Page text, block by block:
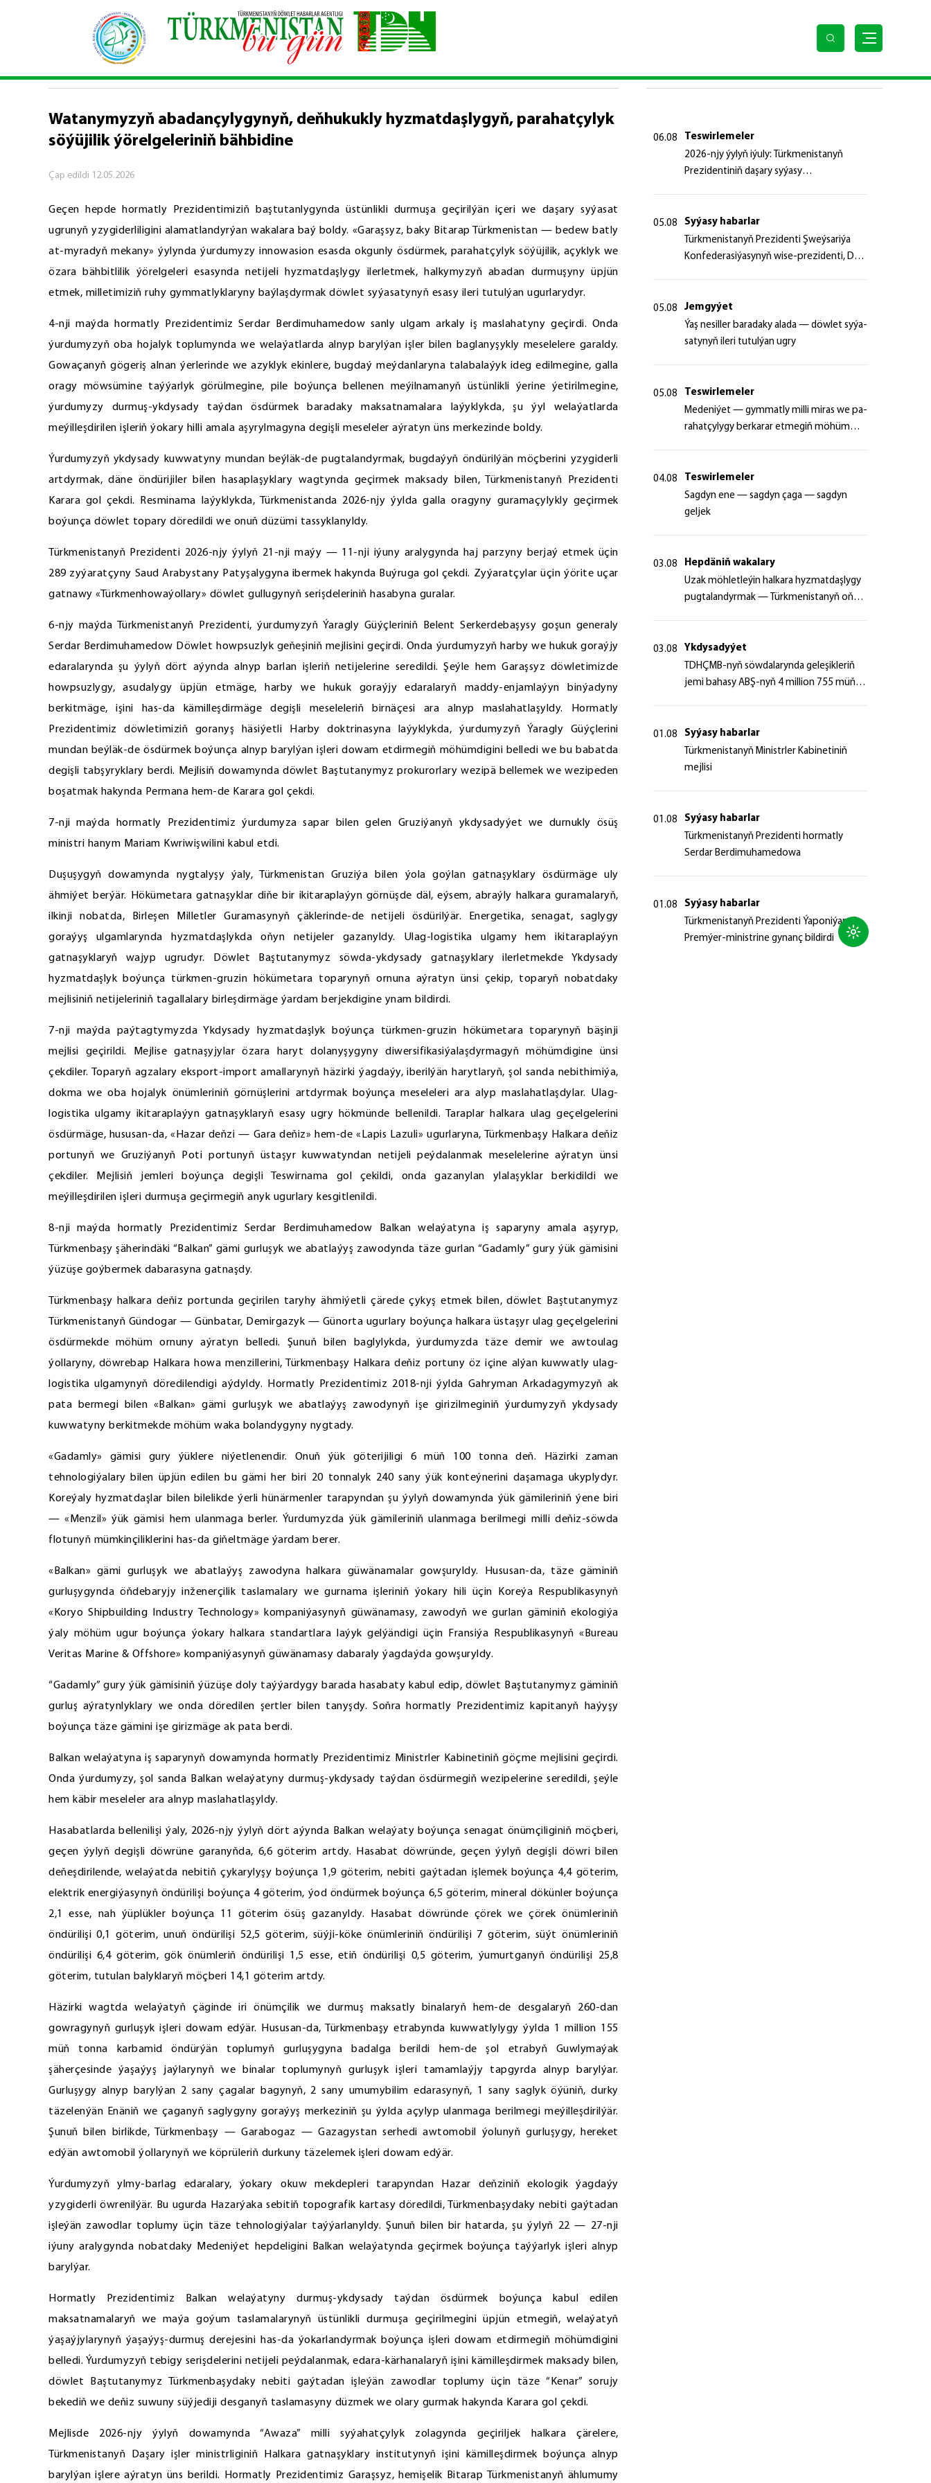
Baş sahypa \ Hepdäniň wakalary \ Watanymyzyň abadançylygynyň, deňhukukly hyzmatdaşlygyň, parahatçylyk söýüjilik ýörelgeleriniň bähbidine
HEPDÄNIŇ WAKALARY
Watanymyzyň abadançylygynyň, deňhukukly hyzmatdaşlygyň, parahatçylyk
söýüjilik ýörelgeleriniň bähbidine
Çap edildi 12.05.2026
Geçen hepde hormatly Prezidentimiziň baştutanlygynda üstünlikli durmuşa geçirilýän içeri we daşary syýasat
ugrunyň yzygiderliligini alamatlandyrýan wakalara baý boldy. «Garaşsyz, baky Bitarap Türkmenistan — bedew batly
at-myradyň mekany» ýylynda ýurdumyzy innowasion esasda okgunly ösdürmek, parahatçylyk söýüjilik, açyklyk we
özara bähbitlilik ýörelgeleri esasynda netijeli hyzmatdaşlygy ilerletmek, halkymyzyň abadan durmuşyny üpjün
etmek, milletimiziň ruhy gymmatlyklaryny baýlaşdyrmak döwlet syýasatynyň esasy ileri tutulýan ugurlarydyr.
4-nji maýda hormatly Prezidentimiz Serdar Berdimuhamedow sanly ulgam arkaly iş maslahatyny geçirdi. Onda
ýurdumyzyň oba hojalyk toplumynda we welaýatlarda alnyp barylýan işler bilen baglanyşykly meselelere garaldy.
Gowaçanyň gögeriş alnan ýerlerinde we azyklyk ekinlere, bugdaý meýdanlaryna talabalaýyk ideg edilmegine, galla
oragy möwsümine taýýarlyk görülmegine, pile boýunça bellenen meýilnamanyň üstünlikli ýerine ýetirilmegine,
ýurdumyzy durmuş-ykdysady taýdan ösdürmek baradaky maksatnamalara laýyklykda, şu ýyl welaýatlarda
meýilleşdirilen işleriň ýokary hilli amala aşyrylmagyna degişli meseleler aýratyn üns merkezinde boldy.
Ýurdumyzyň ykdysady kuwwatyny mundan beýläk-de pugtalandyrmak, bugdaýyň öndürilýän möçberini yzygiderli
artdyrmak, däne öndürijiler bilen hasaplaşyklary wagtynda geçirmek maksady bilen, Türkmenistanyň Prezidenti
Karara gol çekdi. Resminama laýyklykda, Türkmenistanda 2026-njy ýylda galla oragyny guramaçylykly geçirmek
boýunça döwlet topary döredildi we onuň düzümi tassyklanyldy.
Türkmenistanyň Prezidenti 2026-njy ýylyň 21-nji maýy — 11-nji iýuny aralygynda haj parzyny berjaý etmek üçin
289 zyýaratçyny Saud Arabystany Patyşalygyna ibermek hakynda Buýruga gol çekdi. Zyýaratçylar üçin ýörite uçar
gatnawy «Türkmenhowaýollary» döwlet gullugynyň serişdeleriniň hasabyna guralar.
6-njy maýda Türkmenistanyň Prezidenti, ýurdumyzyň Ýaragly Güýçleriniň Belent Serkerdebaşysy goşun generaly
Serdar Berdimuhamedow Döwlet howpsuzlyk geňeşiniň mejlisini geçirdi. Onda ýurdumyzyň harby we hukuk goraýjy
edaralarynda şu ýylyň dört aýynda alnyp barlan işleriň netijelerine seredildi. Şeýle hem Garaşsyz döwletimizde
howpsuzlygy, asudalygy üpjün etmäge, harby we hukuk goraýjy edaralaryň maddy-enjamlaýyn binýadyny
berkitmäge, işini has-da kämilleşdirmäge degişli meseleleriň birnäçesi ara alnyp maslahatlaşyldy. Hormatly
Prezidentimiz döwletimiziň goranyş häsiýetli Harby doktrinasyna laýyklykda, ýurdumyzyň Ýaragly Güýçlerini
mundan beýläk-de ösdürmek boýunça alnyp barylýan işleri dowam etdirmegiň möhümdigini belledi we bu babatda
degişli tabşyryklary berdi. Mejlisiň dowamynda döwlet Baştutanymyz prokurorlary wezipä bellemek we wezipeden
boşatmak hakynda Permana hem-de Karara gol çekdi.
7-nji maýda hormatly Prezidentimiz ýurdumyza sapar bilen gelen Gruziýanyň ykdysadyýet we durnukly ösüş
ministri hanym Mariam Kwriwişwilini kabul etdi.
Duşuşygyň dowamynda nygtalyşy ýaly, Türkmenistan Gruziýa bilen ýola goýlan gatnaşyklary ösdürmäge uly
ähmiýet berýär. Hökümetara gatnaşyklar diňe bir ikitaraplaýyn görnüşde däl, eýsem, abraýly halkara guramalaryň,
ilkinji nobatda, Birleşen Milletler Guramasynyň çäklerinde-de netijeli ösdürilýär. Energetika, senagat, saglygy
goraýyş ulgamlarynda hyzmatdaşlykda oňyn netijeler gazanyldy. Ulag-logistika ulgamy hem ikitaraplaýyn
gatnaşyklaryň wajyp ugrudyr. Döwlet Baştutanymyz söwda-ykdysady gatnaşyklary ilerletmekde Ykdysady
hyzmatdaşlyk boýunça türkmen-gruzin hökümetara toparynyň ornuna aýratyn ünsi çekip, toparyň nobatdaky
mejlisiniň netijeleriniň tagallalary birleşdirmäge ýardam berjekdigine ynam bildirdi.
7-nji maýda paýtagtymyzda Ykdysady hyzmatdaşlyk boýunça türkmen-gruzin hökümetara toparynyň bäşinji
mejlisi geçirildi. Mejlise gatnaşyjylar özara haryt dolanyşygyny diwersifikasiýalaşdyrmagyň möhümdigine ünsi
çekdiler. Toparyň agzalary eksport-import amallarynyň häzirki ýagdaýy, iberilýän harytlaryň, şol sanda nebithimiýa,
dokma we oba hojalyk önümleriniň görnüşlerini artdyrmak boýunça meseleleri ara alyp maslahatlaşdylar. Ulag-
logistika ulgamy ikitaraplaýyn gatnaşyklaryň esasy ugry hökmünde bellenildi. Taraplar halkara ulag geçelgelerini
ösdürmäge, hususan-da, «Hazar deňzi — Gara deňiz» hem-de «Lapis Lazuli» ugurlaryna, Türkmenbaşy Halkara deňiz
portunyň we Gruziýanyň Poti portunyň üstaşyr kuwwatyndan netijeli peýdalanmak meselelerine aýratyn ünsi
çekdiler. Mejlisiň jemleri boýunça degişli Teswirnama gol çekildi, onda gazanylan ylalaşyklar berkidildi we
meýilleşdirilen işleri durmuşa geçirmegiň anyk ugurlary kesgitlenildi.
8-nji maýda hormatly Prezidentimiz Serdar Berdimuhamedow Balkan welaýatyna iş saparyny amala aşyryp,
Türkmenbaşy şäherindäki “Balkan” gämi gurluşyk we abatlaýyş zawodynda täze gurlan “Gadamly” gury ýük gämisini
ýüzüşe goýbermek dabarasyna gatnaşdy.
Türkmenbaşy halkara deňiz portunda geçirilen taryhy ähmiýetli çärede çykyş etmek bilen, döwlet Baştutanymyz
Türkmenistanyň Gündogar — Günbatar, Demirgazyk — Günorta ugurlary boýunça halkara üstaşyr ulag geçelgelerini
ösdürmekde möhüm ornuny aýratyn belledi. Şunuň bilen baglylykda, ýurdumyzda täze demir we awtoulag
ýollaryny, döwrebap Halkara howa menzillerini, Türkmenbaşy Halkara deňiz portuny öz içine alýan kuwwatly ulag-
logistika ulgamynyň döredilendigi aýdyldy. Hormatly Prezidentimiz 2018-nji ýylda Gahryman Arkadagymyzyň ak
pata bermegi bilen «Balkan» gämi gurluşyk we abatlaýyş zawodynyň işe girizilmeginiň ýurdumyzyň ykdysady
kuwwatyny berkitmekde möhüm waka bolandygyny nygtady.
«Gadamly» gämisi gury ýüklere niýetlenendir. Onuň ýük göterijiligi 6 müň 100 tonna deň. Häzirki zaman
tehnologiýalary bilen üpjün edilen bu gämi her biri 20 tonnalyk 240 sany ýük konteýnerini daşamaga ukyplydyr.
Koreýaly hyzmatdaşlar bilen bilelikde ýerli hünärmenler tarapyndan şu ýylyň dowamynda ýük gämileriniň ýene biri
— «Menzil» ýük gämisi hem ulanmaga berler. Ýurdumyzda ýük gämileriniň ulanmaga berilmegi milli deňiz-söwda
flotunyň mümkinçiliklerini has-da giňeltmäge ýardam berer.
«Balkan» gämi gurluşyk we abatlaýyş zawodyna halkara güwänamalar gowşuryldy. Hususan-da, täze gäminiň
gurluşygynda öňdebaryjy inženerçilik taslamalary we gurnama işleriniň ýokary hili üçin Koreýa Respublikasynyň
«Koryo Shipbuilding Industry Technology» kompaniýasynyň güwänamasy, zawodyň we gurlan gäminiň ekologiýa
ýaly möhüm ugur boýunça ýokary halkara standartlara laýyk gelýändigi üçin Fransiýa Respublikasynyň «Bureau
Veritas Marine & Offshore» kompaniýasynyň güwänamasy dabaraly ýagdaýda gowşuryldy.
“Gadamly” gury ýük gämisiniň ýüzüşe doly taýýardygy barada hasabaty kabul edip, döwlet Baştutanymyz gäminiň
gurluş aýratynlyklary we onda döredilen şertler bilen tanyşdy. Soňra hormatly Prezidentimiz kapitanyň haýyşy
boýunça täze gämini işe girizmäge ak pata berdi.
Balkan welaýatyna iş saparynyň dowamynda hormatly Prezidentimiz Ministrler Kabinetiniň göçme mejlisini geçirdi.
Onda ýurdumyzy, şol sanda Balkan welaýatyny durmuş-ykdysady taýdan ösdürmegiň wezipelerine seredildi, şeýle
hem käbir meseleler ara alnyp maslahatlaşyldy.
Hasabatlarda bellenilişi ýaly, 2026-njy ýylyň dört aýynda Balkan welaýaty boýunça senagat önümçiliginiň möçberi,
geçen ýylyň degişli döwrüne garanyňda, 6,6 göterim artdy. Hasabat döwründe, geçen ýylyň degişli döwri bilen
deňeşdirilende, welaýatda nebitiň çykarylyşy boýunça 1,9 göterim, nebiti gaýtadan işlemek boýunça 4,4 göterim,
elektrik energiýasynyň öndürilişi boýunça 4 göterim, ýod öndürmek boýunça 6,5 göterim, mineral dökünler boýunça
2,1 esse, nah ýüplükler boýunça 11 göterim ösüş gazanyldy. Hasabat döwründe çörek we çörek önümleriniň
öndürilişi 0,1 göterim, unuň öndürilişi 52,5 göterim, süýji-köke önümleriniň öndürilişi 7 göterim, süýt önümleriniň
öndürilişi 6,4 göterim, gök önümleriň öndürilişi 1,5 esse, etiň öndürilişi 0,5 göterim, ýumurtganyň öndürilişi 25,8
göterim, tutulan balyklaryň möçberi 14,1 göterim artdy.
Häzirki wagtda welaýatyň çäginde iri önümçilik we durmuş maksatly binalaryň hem-de desgalaryň 260-dan
gowragynyň gurluşyk işleri dowam edýär. Hususan-da, Türkmenbaşy etrabynda kuwwatlylygy ýylda 1 million 155
müň tonna karbamid öndürýän toplumyň gurluşygyna badalga berildi hem-de şol etrabyň Guwlymaýak
şäherçesinde ýaşaýyş jaýlarynyň we binalar toplumynyň gurluşyk işleri tamamlaýjy tapgyrda alnyp barylýar.
Gurluşygy alnyp barylýan 2 sany çagalar bagynyň, 2 sany umumybilim edarasynyň, 1 sany saglyk öýüniň, durky
täzelenýän Enäniň we çaganyň saglygyny goraýyş merkeziniň şu ýylda açylyp ulanmaga berilmegi meýilleşdirilýär.
Şunuň bilen birlikde, Türkmenbaşy — Garabogaz — Gazagystan serhedi awtomobil ýolunyň gurluşygy, hereket
edýän awtomobil ýollarynyň we köprüleriň durkuny täzelemek işleri dowam edýär.
Ýurdumyzyň ylmy-barlag edaralary, ýokary okuw mekdepleri tarapyndan Hazar deňziniň ekologik ýagdaýy
yzygiderli öwrenilýär. Bu ugurda Hazarýaka sebitiň topografik kartasy döredildi, Türkmenbaşydaky nebiti gaýtadan
işleýän zawodlar toplumy üçin täze tehnologiýalar taýýarlanyldy. Şunuň bilen bir hatarda, şu ýylyň 22 — 27-nji
iýuny aralygynda nobatdaky Medeniýet hepdeligini Balkan welaýatynda geçirmek boýunça taýýarlyk işleri alnyp
barylýar.
Hormatly Prezidentimiz Balkan welaýatyny durmuş-ykdysady taýdan ösdürmek boýunça kabul edilen
maksatnamalaryň we maýa goýum taslamalarynyň üstünlikli durmuşa geçirilmegini üpjün etmegiň, welaýatyň
ýaşaýjylarynyň ýaşaýyş-durmuş derejesini has-da ýokarlandyrmak boýunça işleri dowam etdirmegiň möhümdigini
belledi. Ýurdumyzyň tebigy serişdelerini netijeli peýdalanmak, edara-kärhanalaryň işini kämilleşdirmek maksady bilen,
döwlet Baştutanymyz Türkmenbaşydaky nebiti gaýtadan işleýän zawodlar toplumy üçin täze “Kenar” sorujy
bekediň we deňiz suwuny süýjediji desganyň taslamasyny düzmek we olary gurmak hakynda Karara gol çekdi.
Mejlisde 2026-njy ýylyň dowamynda “Awaza” milli syýahatçylyk zolagynda geçiriljek halkara çärelere,
Türkmenistanyň Daşary işler ministrliginiň Halkara gatnaşyklary institutynyň işini kämilleşdirmek boýunça alnyp
barylýan işlere aýratyn üns berildi. Hormatly Prezidentimiz Garaşsyz, hemişelik Bitarap Türkmenistanyň ählumumy
06.08
Teswirlemeler
2026-njy ýylyň iýuly: Türkmenistanyň
Prezidentiniň daşary syýasy
05.08
Syýasy habarlar
Türk­me­nis­ta­nyň Prezidenti Şweý­sa­ri­ýa
Kon­fe­de­ra­si­ýa­sy­nyň wi­se-prezidenti, Da­
05.08
Jemgyýet
Ýaş ne­sil­ler ba­ra­da­ky ala­da — döw­let sy­ýa­
sa­ty­nyň ile­ri tu­tul­ýan ug­ry
05.08
Teswirlemeler
Me­de­ni­ýet — gym­mat­ly milli mi­ras we pa­
ra­hat­çy­ly­gy ber­ka­rar et­me­giň mö­hüm
04.08
Teswirlemeler
Sagdyn ene — sagdyn çaga — sagdyn
geljek
03.08
Hepdäniň wakalary
Uzak möhletleýin halkara hyzmatdaşlygy
pugtalandyrmak — Türkmenistanyň oňyn
03.08
Ykdysadyýet
TDHÇMB-nyň söwdalarynda geleşikleriň
jemi bahasy ABŞ-nyň 4 million 755 müň
01.08
Syýasy habarlar
Türkmenistanyň Ministrler Kabinetiniň
mejlisi
01.08
Syýasy habarlar
Türkmenistanyň Prezidenti hormatly
Serdar Berdimuhamedowa
01.08
Syýasy habarlar
Türkmenistanyň Prezidenti Ýaponiýanyň
Premýer-ministrine gynanç bildirdi